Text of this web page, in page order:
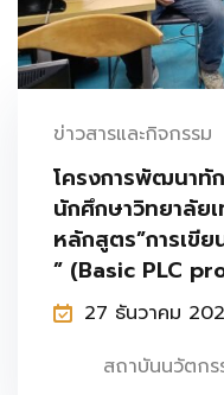
ข่าวสารและกิจกรรม
โครงการพัฒนาทั
นักศึกษาวิทยาลัย
หลักสูตร”การเขี
” (Basic PLC
27 ธันวาคม
สถาบันนวัตกรรม